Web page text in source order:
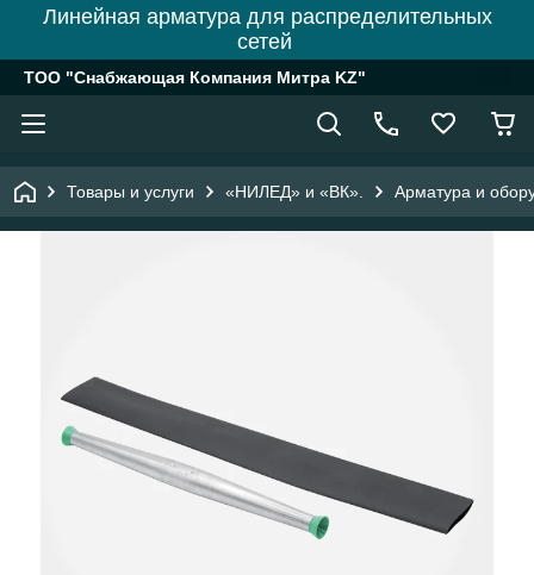
Линейная арматура для распределительных
сетей
ТОО "Снабжающая Компания Митра KZ"
Товары и услуги «НИЛЕД» и «ВК». Арматура и